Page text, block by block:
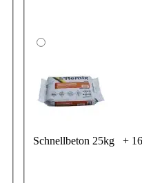
Schnellbeton 25kg +